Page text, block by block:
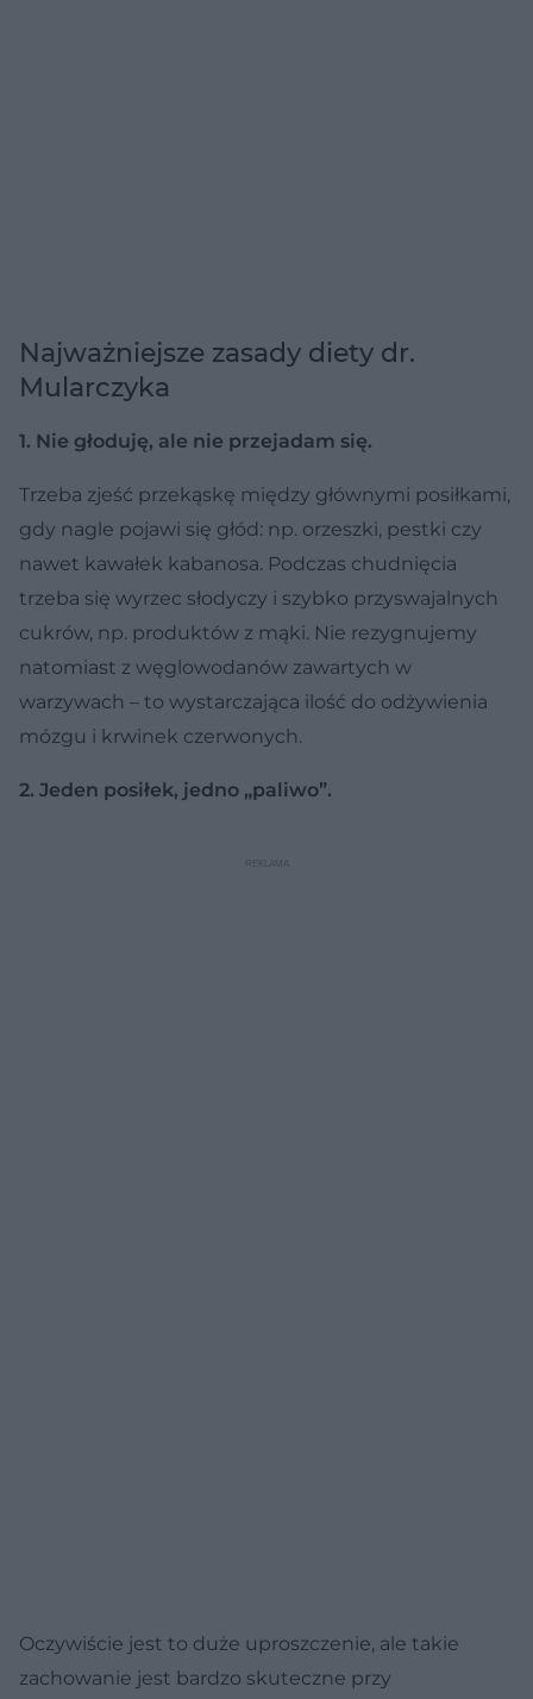
Najważniejsze zasady diety dr.
Mularczyka
1. Nie głoduję, ale nie przejadam się.
Trzeba zjeść przekąskę między głównymi posiłkami,
gdy nagle pojawi się głód: np. orzeszki, pestki czy
nawet kawałek kabanosa. Podczas chudnięcia
trzeba się wyrzec słodyczy i szybko przyswajalnych
cukrów, np. produktów z mąki. Nie rezygnujemy
natomiast z węglowodanów zawartych w
warzywach – to wystarczająca ilość do odżywienia
mózgu i krwinek czerwonych.
2. Jeden posiłek, jedno „paliwo”.
Oczywiście jest to duże uproszczenie, ale takie
zachowanie jest bardzo skuteczne przy